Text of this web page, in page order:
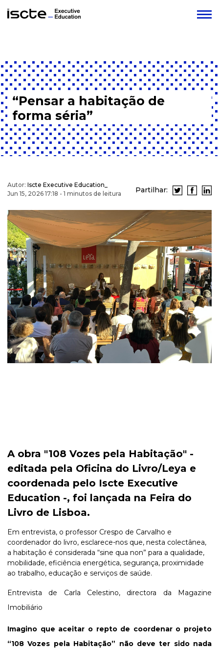
“Pensar a habitação de
forma séria”
Autor: Iscte Executive Education_
Jun 15, 2026 17:18 - 1 minutos de leitura
Partilhar:
A obra "108 Vozes pela Habitação" -
editada pela Oficina do Livro/Leya e
coordenada pelo Iscte Executive
Education -, foi lançada na Feira do
Livro de Lisboa.
Em entrevista, o professor Crespo de Carvalho e
coordenador do livro, esclarece-nos que, nesta colectânea,
a habitação é considerada “sine qua non” para a qualidade,
mobilidade, eficiência energética, segurança, proximidade
ao trabalho, educação e serviços de saúde.
Entrevista de Carla Celestino, directora da Magazine
Imobiliário
Imagino que aceitar o repto de coordenar o projeto
“108 Vozes pela Habitação” não deve ter sido nada